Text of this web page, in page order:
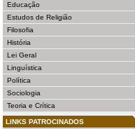
Educação
Estudos de Religião
Filosofia
História
Lei Geral
Linguística
Política
Sociologia
Teoria e Crítica
LINKS PATROCINADOS